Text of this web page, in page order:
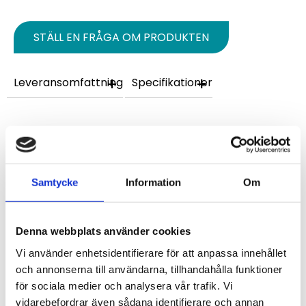
Samtycke Information Om
Denna webbplats använder cookies
Vi använder enhetsidentifierare för att anpassa innehållet
och annonserna till användarna, tillhandahålla funktioner
för sociala medier och analysera vår trafik. Vi
vidarebefordrar även sådana identifierare och annan
STÄLL EN FRÅGA OM PRODUKTEN
Leveransomfattning Specifikationer
Omdömen
Du
Bli den första att lämna ett omdöme.